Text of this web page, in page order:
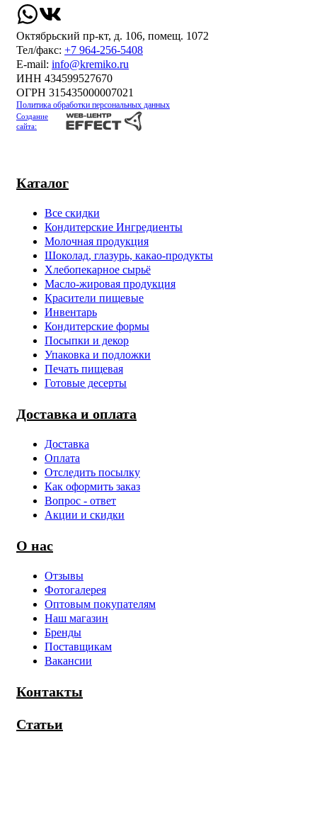
Каталог
Все скидки
Кондитерские Ингредиенты
Молочная продукция
Шоколад, глазурь, какао-продукты
Хлебопекарное сырьё
Масло-жировая продукция
Красители пищевые
Инвентарь
Кондитерские формы
Посыпки и декор
Упаковка и подложки
Печать пищевая
Готовые десерты
Доставка и оплата
Доставка
Оплата
Отследить посылку
Как оформить заказ
Вопрос - ответ
Акции и скидки
О нас
Отзывы
Фотогалерея
Оптовым покупателям
Наш магазин
Бренды
Поставщикам
Вакансии
Контакты
Статьи
Октябрьский пр-кт, д. 106, помещ. 1072
Тел/факс: +7 964-256-5408
Е-mail: info@kremiko.ru
ИНН 434599527670
ОГРН 315435000007021
Политика обработки персональных данных
Создание
сайта: